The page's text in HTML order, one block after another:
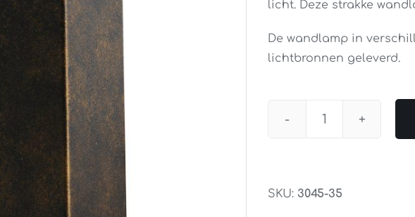
licht. Deze strakke
De wandlamp in
lichtbronnen geleverd.
Wandlamp
Zwart/Goud
SKU: 3045-35